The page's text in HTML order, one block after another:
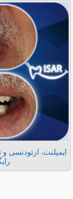
ایمپلنت، ارتودنسی